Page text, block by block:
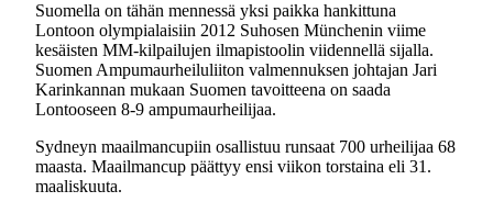
Suomella on tähän mennessä yksi paikka hankittuna
Lontoon olympialaisiin 2012 Suhosen Münchenin viime
kesäisten MM-kilpailujen ilmapistoolin viidennellä sijalla.
Suomen Ampumaurheiluliiton valmennuksen johtajan Jari
Karinkannan mukaan Suomen tavoitteena on saada
Lontooseen 8-9 ampumaurheilijaa.
Sydneyn maailmancupiin osallistuu runsaat 700 urheilijaa 68
maasta. Maailmancup päättyy ensi viikon torstaina eli 31.
maaliskuuta.